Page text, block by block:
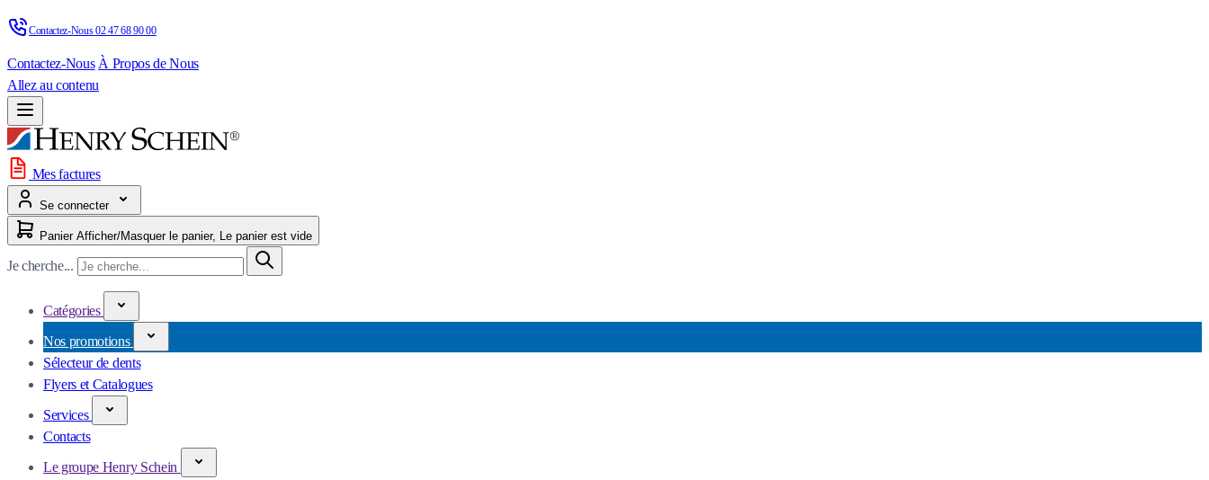
Contactez-Nous 02 47 68 90 00
Contactez-Nous À Propos de Nous
Allez au contenu
Mes factures
Se connecter
Panier Afficher/Masquer le panier, Le panier est vide
Je cherche...
Catégories
Nos promotions
Sélecteur de dents
Flyers et Catalogues
Services
Contacts
Le groupe Henry Schein